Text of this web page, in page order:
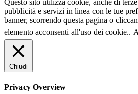
Questo sito utilizza cookie, anche di
pubblicità e servizi in linea con le tue
banner, scorrendo questa pagina o
elemento acconsenti all'uso dei cookie..
Chiudi
Privacy Overview